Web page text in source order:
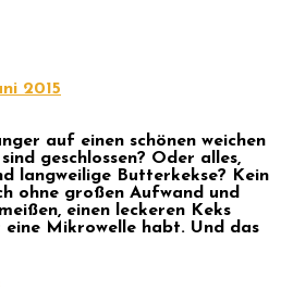
2015
auf einen schönen weichen
geschlossen? Oder alles,
langweilige Butterkekse? Kein
ohne großen Aufwand und
einen leckeren Keks
eine Mikrowelle habt. Und das